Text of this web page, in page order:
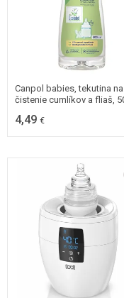
Canpol babies, tekutina na
čistenie cumlíkov a fliaš,
4,49 €